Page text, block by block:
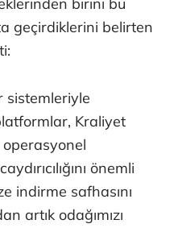
birini bu
geçirdiklerini belirten
sistemleriyle
Kraliyet
operasyonel
önemli
indirme safhasını
artık odağımızı